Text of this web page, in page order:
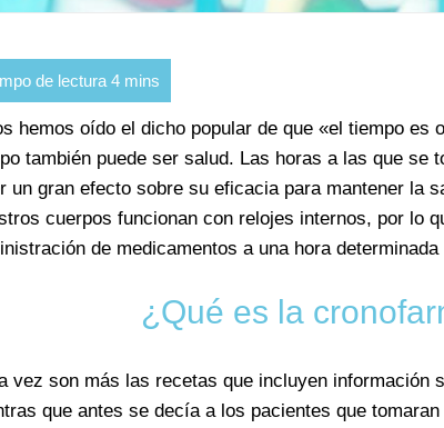
hemos oído el dicho popular de que «el tiempo es
también puede ser salud. Las horas a las que se
un gran efecto sobre su eficacia para mantener la
cuerpos funcionan con relojes internos, por lo
de medicamentos a una hora
¿Qué es la
vez son más las recetas que incluyen información
que antes se decía a los pacientes que